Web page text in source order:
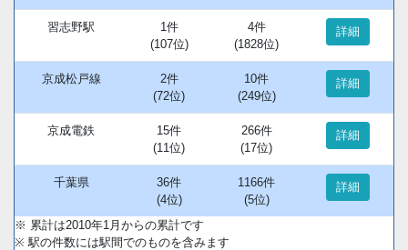
習志野駅
1件
(107位)
4件
(1828位)
詳細
京成松戸線
2件
(72位)
10件
(249位)
詳細
京成電鉄
15件
(11位)
266件
(17位)
詳細
千葉県
36件
(4位)
1166件
(5位)
詳細
※ 累計は2010年1月からの累計です
※ 駅の件数には駅間でのものを含みます